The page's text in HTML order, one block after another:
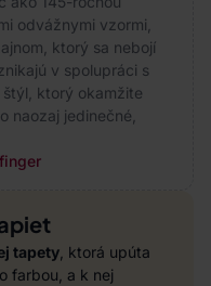
odvážnymi vzormi,
ktorý sa nebojí
v spolupráci s
ktorý okamžite
naozaj jedinečné,
tapety , ktorá upúta
farbou, a k nej